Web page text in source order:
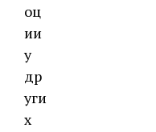
оц
ии
у
др
уги
х